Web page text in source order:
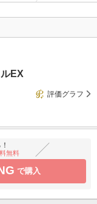
EX
評価グラフ
無料
で購入